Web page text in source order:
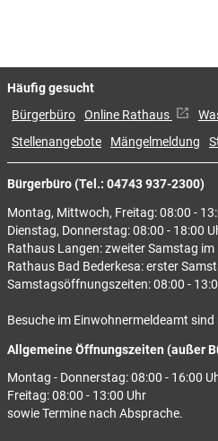
Bürgerbüro (Tel.: 04743 937-2300)
Montag, Mittwoch, Freitag: 08:00 -
Dienstag, Donnerstag: 08:00 - 18:00
Rathaus Langen: zweiter Samstag
Rathaus Bad Bederkesa: erster
Samstagsöffnungszeiten: 08:00 -
Besuche im Einwohnermeldeamt
Allgemeine Öffnungszeiten (außer
Montag - Donnerstag: 08:00 - 16:00
Freitag: 08:00 - 13:00 Uhr
sowie Termine nach Absprache.
Häufig gesucht
Bürgerbüro Online Rathaus
Stellenangebote
Mängelmeldung